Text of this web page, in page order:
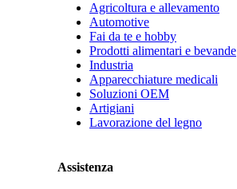
Agricoltura e allevamento
Automotive
Fai da te e hobby
Prodotti alimentari e bevande
Industria
Apparecchiature medicali
Soluzioni OEM
Artigiani
Lavorazione del legno
Assistenza